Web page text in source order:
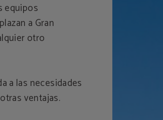
equipos
a Gran
otro
a las necesidades
ventajas.